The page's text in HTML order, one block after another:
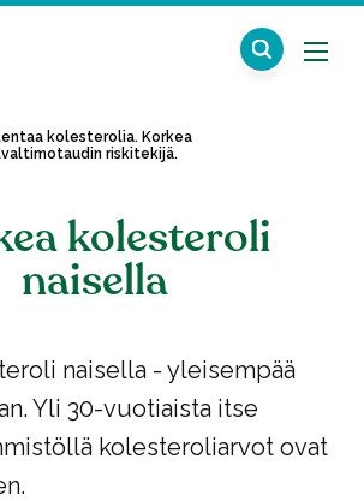
kolesterolia. Korkea
riskitekijä.
kolesteroli
naisella
naisella - yleisempää
Yli 30-vuotiaista itse
kolesteroliarvot ovat